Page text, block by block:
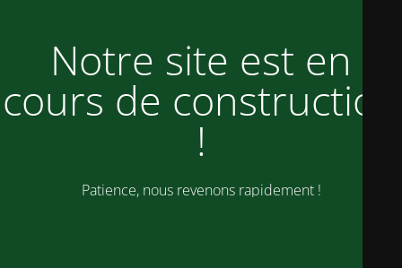
Notre site est en
cours de construction
!
Patience, nous revenons rapidement !